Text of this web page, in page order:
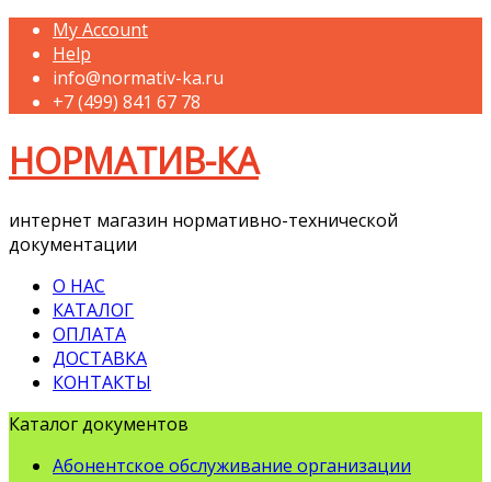
My Account
Help
info@normativ-ka.ru
+7 (499) 841 67 78
НОРМАТИВ-КА
интернет магазин нормативно-технической
документации
О НАС
КАТАЛОГ
ОПЛАТА
ДОСТАВКА
КОНТАКТЫ
Каталог документов
Абонентское обслуживание организации